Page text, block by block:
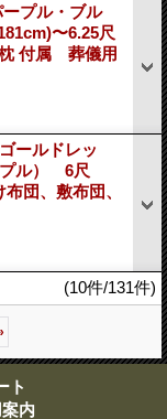
プル・ブル
〜6.25尺
付属 葬儀用
ールドレッ
プル） 6尺
団、敷布団、
(10件/131件)
ト
内